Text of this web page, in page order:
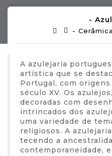
-
- Cerâmica
A azulejaria
artística que se
Portugal, com
século XV. Os
decoradas com
intrincados dos
uma variedade de
religiosos. A
tecendo a
contemporaneidade,